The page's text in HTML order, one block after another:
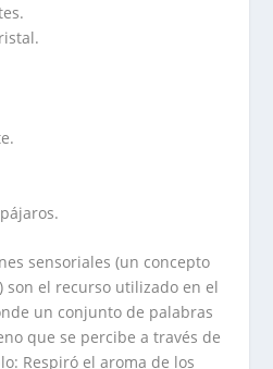
sensoriales (un concepto
son el recurso utilizado en el
un conjunto de palabras
que se percibe a través de
Respiró el aroma de los